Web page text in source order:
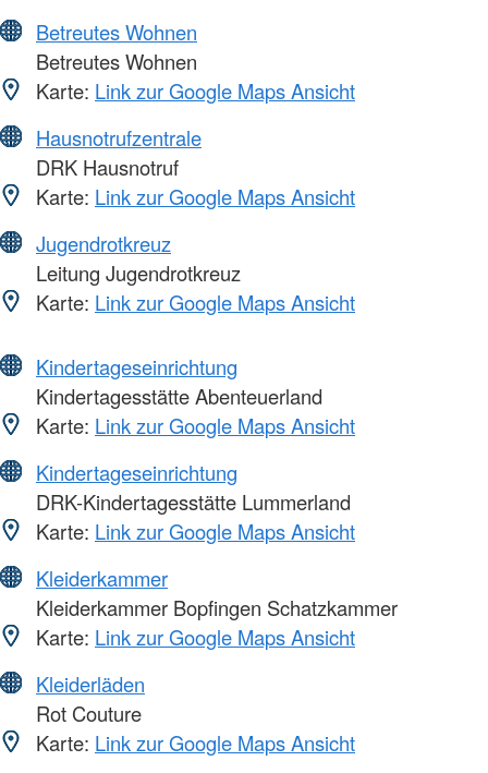
Betreutes Wohnen
Betreutes Wohnen
Karte: Link zur Google Maps Ansicht
Hausnotrufzentrale
DRK Hausnotruf
Karte: Link zur Google Maps Ansicht
Jugendrotkreuz
Leitung Jugendrotkreuz
Karte: Link zur Google Maps Ansicht
Kindertageseinrichtung
Kindertagesstätte Abenteuerland
Karte: Link zur Google Maps Ansicht
Kindertageseinrichtung
DRK-Kindertagesstätte Lummerland
Karte: Link zur Google Maps Ansicht
Kleiderkammer
Kleiderkammer Bopfingen Schatzkammer
Karte: Link zur Google Maps Ansicht
Kleiderläden
Rot Couture
Karte: Link zur Google Maps Ansicht